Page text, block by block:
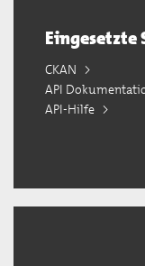
Eingesetzte
CKAN
API
API-Hilfe